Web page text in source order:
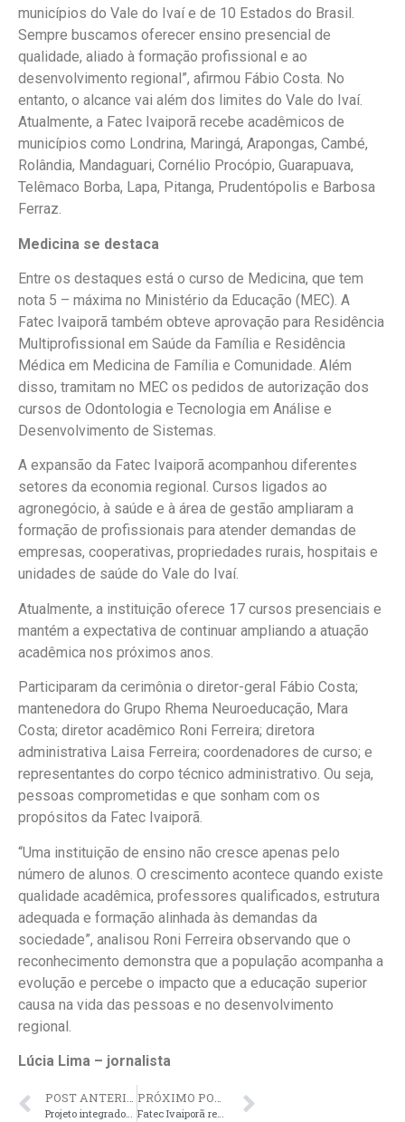
municípios do Vale do Ivaí e de 10 Estados do Brasil.
Sempre buscamos oferecer ensino presencial de
qualidade, aliado à formação profissional e ao
desenvolvimento regional”, afirmou Fábio Costa. No
entanto, o alcance vai além dos limites do Vale do Ivaí.
Atualmente, a Fatec Ivaiporã recebe acadêmicos de
municípios como Londrina, Maringá, Arapongas, Cambé,
Rolândia, Mandaguari, Cornélio Procópio, Guarapuava,
Telêmaco Borba, Lapa, Pitanga, Prudentópolis e Barbosa
Ferraz.
Medicina se destaca
Entre os destaques está o curso de Medicina, que tem
nota 5 – máxima no Ministério da Educação (MEC). A
Fatec Ivaiporã também obteve aprovação para Residência
Multiprofissional em Saúde da Família e Residência
Médica em Medicina de Família e Comunidade. Além
disso, tramitam no MEC os pedidos de autorização dos
cursos de Odontologia e Tecnologia em Análise e
Desenvolvimento de Sistemas.
A expansão da Fatec Ivaiporã acompanhou diferentes
setores da economia regional. Cursos ligados ao
agronegócio, à saúde e à área de gestão ampliaram a
formação de profissionais para atender demandas de
empresas, cooperativas, propriedades rurais, hospitais e
unidades de saúde do Vale do Ivaí.
Atualmente, a instituição oferece 17 cursos presenciais e
mantém a expectativa de continuar ampliando a atuação
acadêmica nos próximos anos.
Participaram da cerimônia o diretor-geral Fábio Costa;
mantenedora do Grupo Rhema Neuroeducação, Mara
Costa; diretor acadêmico Roni Ferreira; diretora
administrativa Laisa Ferreira; coordenadores de curso; e
representantes do corpo técnico administrativo. Ou seja,
pessoas comprometidas e que sonham com os
propósitos da Fatec Ivaiporã.
“Uma instituição de ensino não cresce apenas pelo
número de alunos. O crescimento acontece quando existe
qualidade acadêmica, professores qualificados, estrutura
adequada e formação alinhada às demandas da
sociedade”, analisou Roni Ferreira observando que o
reconhecimento demonstra que a população acompanha a
evolução e percebe o impacto que a educação superior
causa na vida das pessoas e no desenvolvimento
regional.
Lúcia Lima – jornalista
POST ANTERIOR
Projeto integrador da Fatec Ivaiporã leva práticas sustentáveis para cafeicultores de Lidianópolis
PRÓXIMO POST
Fatec Ivaiporã recebe formação do NRE com foco na recomposição da aprendizagem